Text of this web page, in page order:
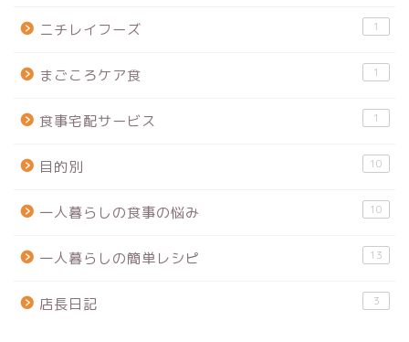
ニチレイフーズ 1
まごころケア食 1
食事宅配サービス 1
目的別 10
一人暮らしの食事の悩み 10
一人暮らしの簡単レシピ 13
店長日記 3